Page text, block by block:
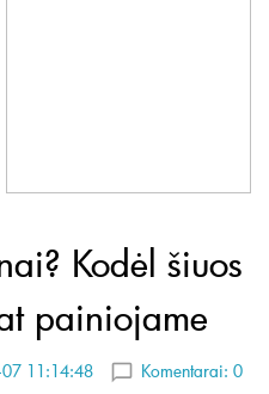
Kodėl šiuos
painiojame
11:14:48 Komentarai: 0